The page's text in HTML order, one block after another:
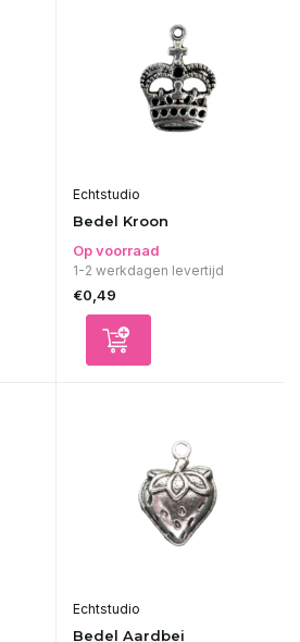
Echtstudio
Bedel Kroon
Op voorraad
1-2 werkdagen levertijd
€0,49
Echtstudio
Bedel Aardbei